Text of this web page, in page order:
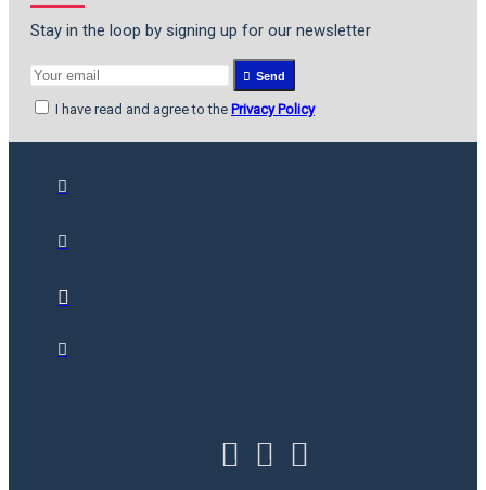
Stay in the loop by signing up for our newsletter
Send
I have read and agree to the Privacy Policy